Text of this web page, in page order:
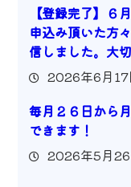
【登録完了】６
申込み頂いた方
信しました。大
2026年6月17
毎月２６日から
できます！
2026年5月26